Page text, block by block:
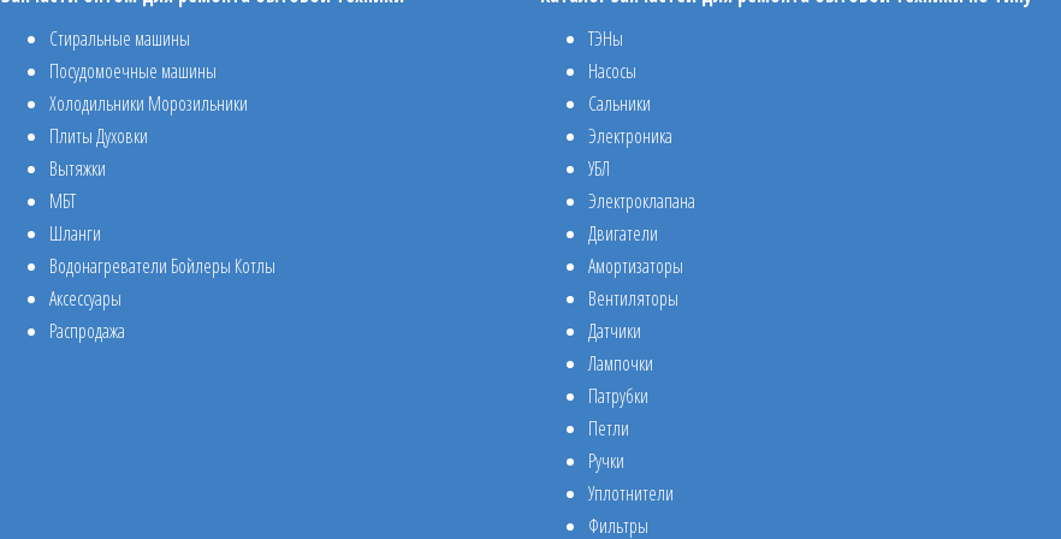
Стиральные машины
Посудомоечные машины
Холодильники Морозильники
Плиты Духовки
Вытяжки
МБТ
Шланги
Водонагреватели Бойлеры Котлы
Аксессуары
Распродажа
ТЭНы
Насосы
Сальники
Электроника
УБЛ
Электроклапана
Двигатели
Амортизаторы
Вентиляторы
Датчики
Лампочки
Патрубки
Петли
Ручки
Уплотнители
Фильтры